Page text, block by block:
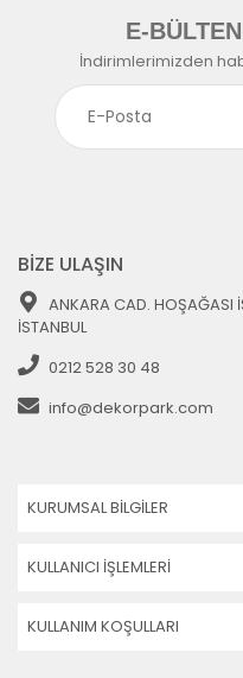
E-
İndirimlerimizden
BİZE ULAŞIN
ANKARA CAD. HOŞAĞASI
İSTANBUL
0212 528 30 48
info@dekorpark.com
KURUMSAL BİLGİLER
KULLANICI İŞLEMLERİ
KULLANIM KOŞULLARI